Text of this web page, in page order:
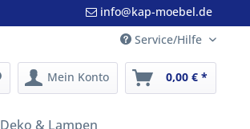
info@kap-moebel.de
Service/Hilfe
Mein Konto 0,00 € *
Deko & Lampen